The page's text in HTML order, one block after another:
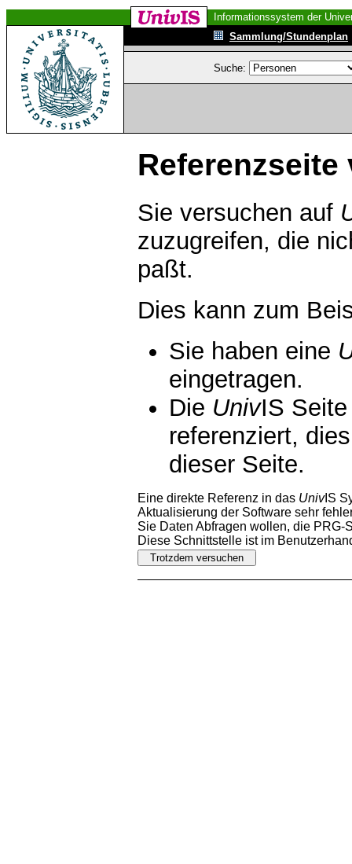
Informationssystem der
Sammlung/Stundenplan
Suche:
Referenzseite
Sie versuchen auf
zuzugreifen, die
paßt.
Dies kann zum
Sie haben eine
eingetragen.
Die UnivIS
referenziert,
dieser Seite.
Eine direkte Referenz in das UnivIS
Aktualisierung der Software sehr
Sie Daten Abfragen wollen, die PRG-
Diese Schnittstelle ist im